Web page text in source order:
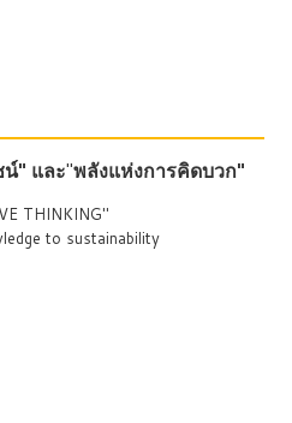
น์" และ"พลังแห่งการคิดบวก"
THINKING"
to sustainability